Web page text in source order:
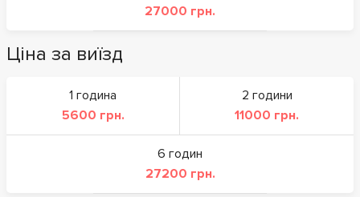
27000 грн.
Ціна за виїзд
1 година
5600 грн.
2 години
11000 грн.
6 годин
27200 грн.